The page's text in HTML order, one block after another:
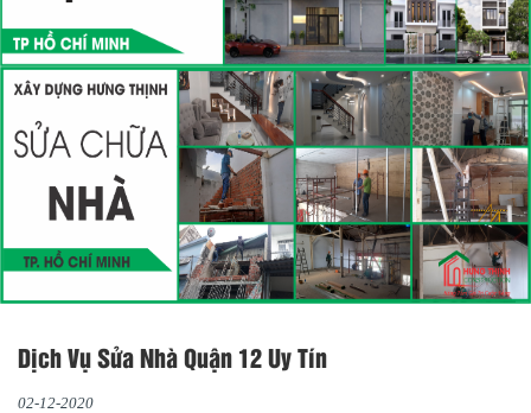
Dịch Vụ Sửa Nhà Quận 12 Uy Tín
02-12-2020